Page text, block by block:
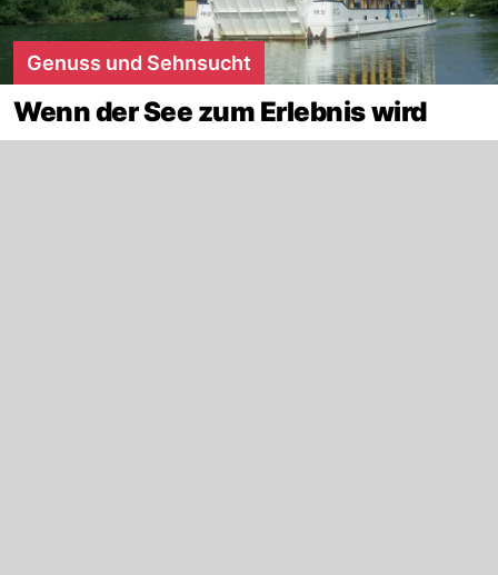
Genuss und Sehnsucht
Wenn der See zum Erlebnis wird